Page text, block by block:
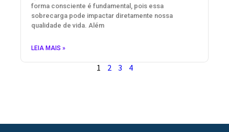
forma consciente é fundamental, pois essa
sobrecarga pode impactar diretamente nossa
qualidade de vida. Além
LEIA MAIS »
1 2 3 4